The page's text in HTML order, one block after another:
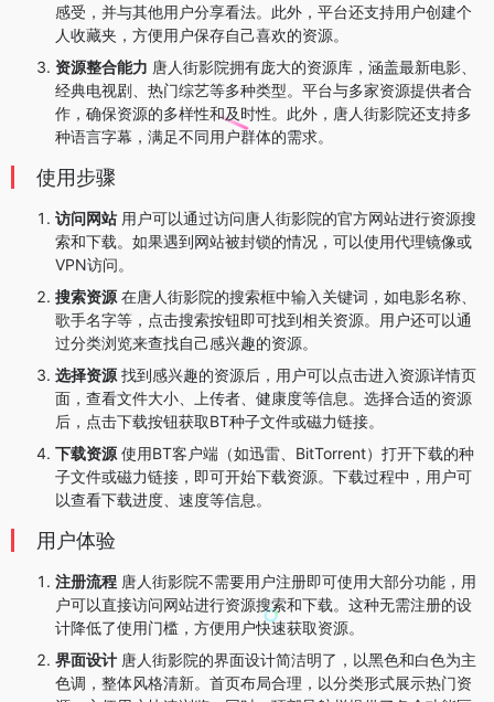
感受，并与其他用户分享看法。此外，平台还支持用户创建个
人收藏夹，方便用户保存自己喜欢的资源。
资源整合能力 唐人街影院拥有庞大的资源库，涵盖最新电影、
经典电视剧、热门综艺等多种类型。平台与多家资源提供者合
作，确保资源的多样性和及时性。此外，唐人街影院还支持多
种语言字幕，满足不同用户群体的需求。
使用步骤
访问网站 用户可以通过访问唐人街影院的官方网站进行资源搜
索和下载。如果遇到网站被封锁的情况，可以使用代理镜像或
VPN访问。
搜索资源 在唐人街影院的搜索框中输入关键词，如电影名称、
歌手名字等，点击搜索按钮即可找到相关资源。用户还可以通
过分类浏览来查找自己感兴趣的资源。
选择资源 找到感兴趣的资源后，用户可以点击进入资源详情页
面，查看文件大小、上传者、健康度等信息。选择合适的资源
后，点击下载按钮获取BT种子文件或磁力链接。
下载资源 使用BT客户端（如迅雷、BitTorrent）打开下载的种
子文件或磁力链接，即可开始下载资源。下载过程中，用户可
以查看下载进度、速度等信息。
用户体验
注册流程 唐人街影院不需要用户注册即可使用大部分功能，用
户可以直接访问网站进行资源搜索和下载。这种无需注册的设
计降低了使用门槛，方便用户快速获取资源。
界面设计 唐人街影院的界面设计简洁明了，以黑色和白色为主
色调，整体风格清新。首页布局合理，以分类形式展示热门资